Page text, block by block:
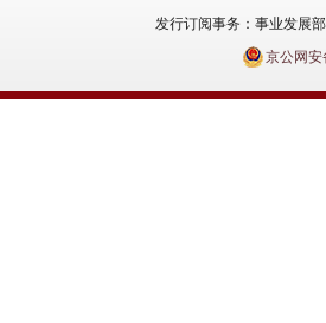
发行订阅事务：事业发展部
京公网安